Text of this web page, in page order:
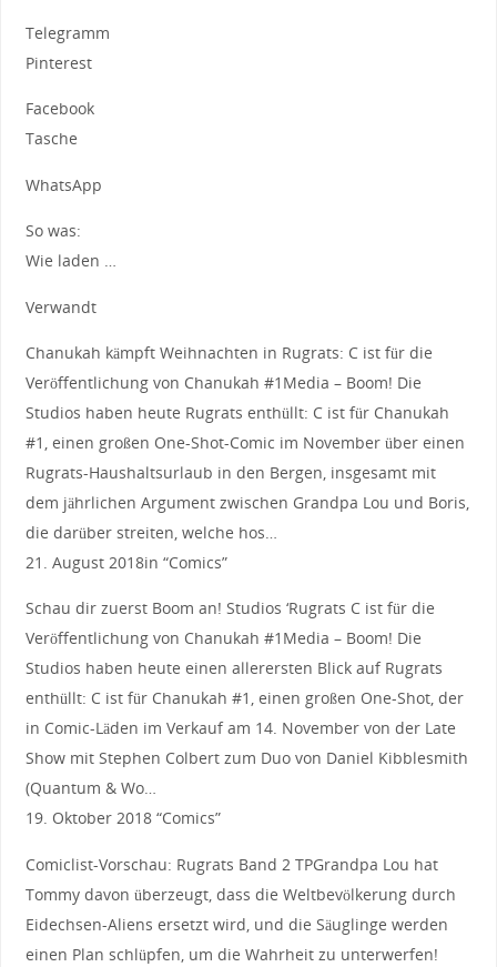
Telegramm
Pinterest
Facebook
Tasche
WhatsApp
So was:
Wie laden …
Verwandt
Chanukah kämpft Weihnachten in Rugrats: C ist für die
Veröffentlichung von Chanukah #1Media – Boom! Die
Studios haben heute Rugrats enthüllt: C ist für Chanukah
#1, einen großen One-Shot-Comic im November über einen
Rugrats-Haushaltsurlaub in den Bergen, insgesamt mit
dem jährlichen Argument zwischen Grandpa Lou und Boris,
die darüber streiten, welche hos…
21. August 2018in “Comics”
Schau dir zuerst Boom an! Studios ‘Rugrats C ist für die
Veröffentlichung von Chanukah #1Media – Boom! Die
Studios haben heute einen allerersten Blick auf Rugrats
enthüllt: C ist für Chanukah #1, einen großen One-Shot, der
in Comic-Läden im Verkauf am 14. November von der Late
Show mit Stephen Colbert zum Duo von Daniel Kibblesmith
(Quantum & Wo…
19. Oktober 2018 “Comics”
Comiclist-Vorschau: Rugrats Band 2 TPGrandpa Lou hat
Tommy davon überzeugt, dass die Weltbevölkerung durch
Eidechsen-Aliens ersetzt wird, und die Säuglinge werden
einen Plan schlüpfen, um die Wahrheit zu unterwerfen!